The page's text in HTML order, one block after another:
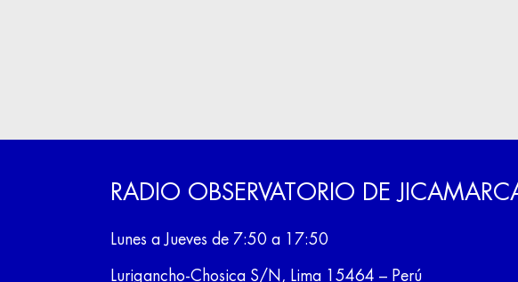
RADIO OBSERVATORIO DE
Lunes a Jueves de 7:50 a 17:50
Lurigancho-Chosica S/N, Lima 15464 – Perú